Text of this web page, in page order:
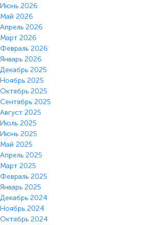
Июнь 2026
Май 2026
Апрель 2026
Март 2026
Февраль 2026
Январь 2026
Декабрь 2025
Ноябрь 2025
Октябрь 2025
Сентябрь 2025
Август 2025
Июль 2025
Июнь 2025
Май 2025
Апрель 2025
Март 2025
Февраль 2025
Январь 2025
Декабрь 2024
Ноябрь 2024
Октябрь 2024